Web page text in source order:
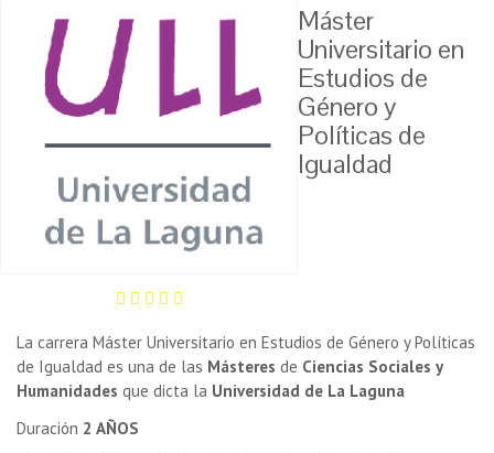
Máster
Universitario en
Estudios de
Género y
Políticas de
Igualdad
La carrera Máster Universitario en Estudios de Género y Políticas
de Igualdad es una de las Másteres de Ciencias Sociales y
Humanidades que dicta la Universidad de La Laguna
Duración 2 AÑOS